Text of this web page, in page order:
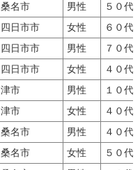
桑名市 男性
５０代
四日市市 女性
６０代
四日市市 男性
７０代
四日市市 女性 ４０代
津市 男性
１０代
津市 女性
４０代
桑名市 男性
４０代
桑名市 女性
５０代